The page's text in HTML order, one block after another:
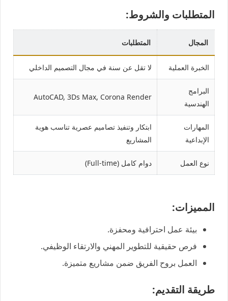
المتطلبات والشروط:
المجال المتطلبات
الخبرة العملية لا تقل عن سنة في مجال التصميم الداخلي
البرامج
الهندسية
AutoCAD, 3Ds Max, Corona Render
المهارات
الإبداعية
ابتكار وتنفيذ تصاميم عصرية تناسب هوية
المشاريع
نوع العمل دوام كامل (Full-time)
المميزات:
بيئة عمل احترافية ومحفزة.
فرص حقيقية للتطوير المهني والارتقاء الوظيفي.
العمل بروح الفريق ضمن مشاريع متميزة.
طريقة التقديم: